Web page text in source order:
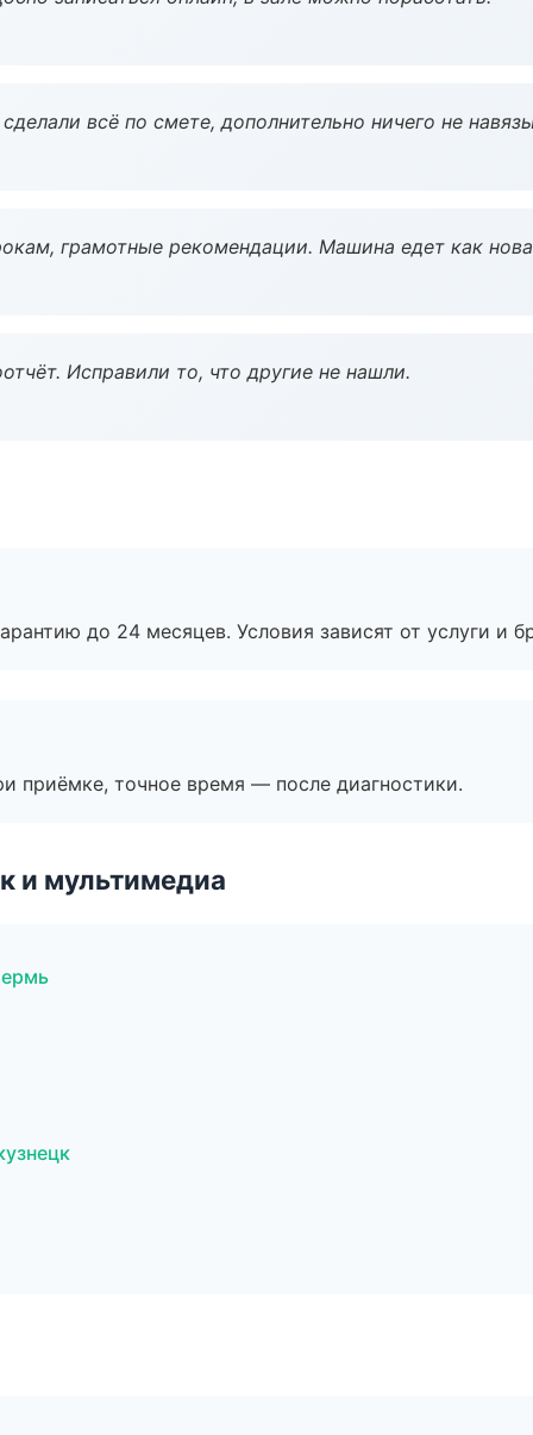
всё по смете, дополнительно ничего не
грамотные рекомендации. Машина едет как
Исправили то, что другие не нашли.
до 24 месяцев. Условия зависят от услуги и
приёмке, точное время — после диагностики.
и мультимедиа